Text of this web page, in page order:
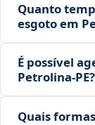
Quanto
esgoto em
É possível
Petrolina‑PE?
Quais